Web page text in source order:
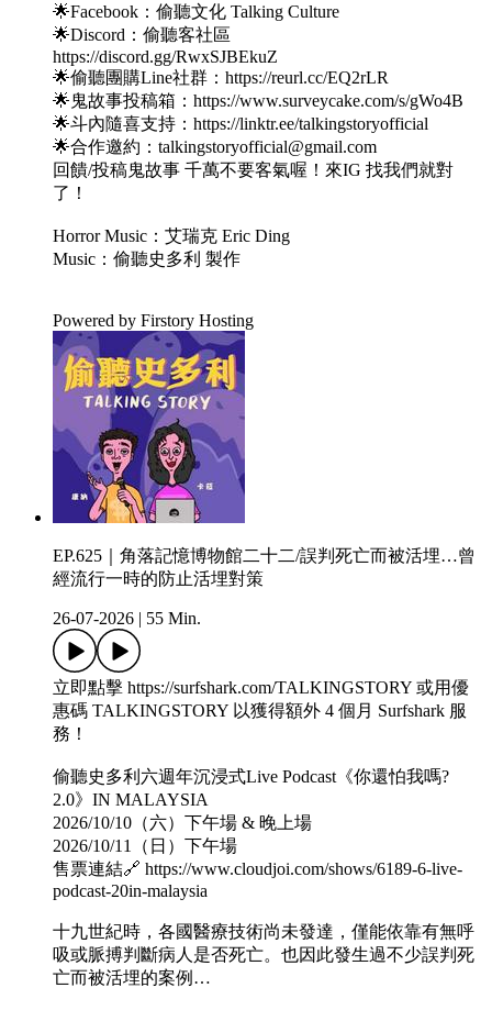
🌟Facebook：偷聽文化 Talking Culture
🌟Discord：偷聽客社區
https://discord.gg/RwxSJBEkuZ
🌟偷聽團購Line社群：https://reurl.cc/EQ2rLR
🌟鬼故事投稿箱：https://www.surveycake.com/s/gWo4B
🌟斗內隨喜支持：https://linktr.ee/talkingstoryofficial
🌟合作邀約：talkingstoryofficial@gmail.com
回饋/投稿鬼故事 千萬不要客氣喔！來IG 找我們就對
了！
Horror Music：艾瑞克 Eric Ding
Music：偷聽史多利 製作
Powered by Firstory Hosting
EP.625｜角落記憶博物館二十二/誤判死亡而被活埋…曾
經流行一時的防止活埋對策
26-07-2026 55 Min.
立即點擊 https://surfshark.com/TALKINGSTORY 或用優
惠碼 TALKINGSTORY 以獲得額外 4 個月 Surfshark 服
務！
偷聽史多利六週年沉浸式Live Podcast《你還怕我嗎?
2.0》IN MALAYSIA
2026/10/10（六）下午場 & 晚上場
2026/10/11（日）下午場
售票連結🔗 https://www.cloudjoi.com/shows/6189-6-live-
podcast-20in-malaysia
十九世紀時，各國醫療技術尚未發達，僅能依靠有無呼
吸或脈搏判斷病人是否死亡。也因此發生過不少誤判死
亡而被活埋的案例…